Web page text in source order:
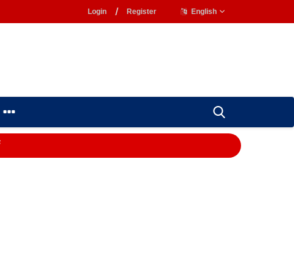
Login / Register English